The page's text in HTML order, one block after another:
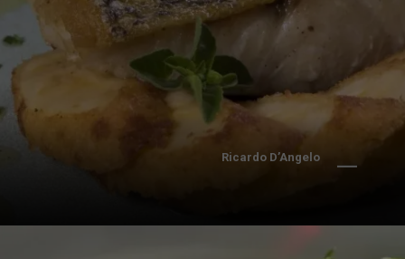
Ricardo D’Angelo